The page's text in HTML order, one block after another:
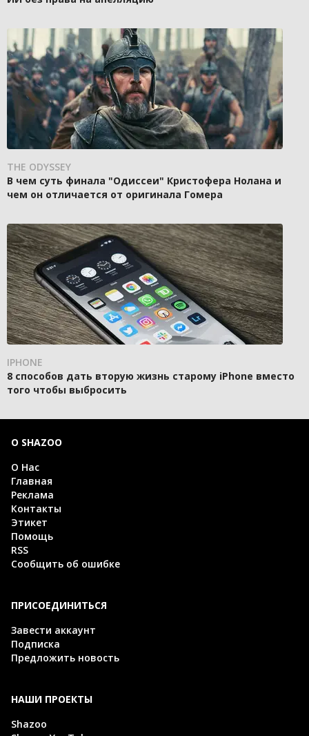
THE ODYSSEY
В чем суть финала "Одиссеи" Кристофера Нолана и
чем он отличается от оригинала Гомера
IPHONE
8 способов дать вторую жизнь старому iPhone вместо
того чтобы выбросить
О SHAZOO
О Нас
Главная
Реклама
Контакты
Этикет
Помощь
RSS
Сообщить об ошибке
ПРИСОЕДИНИТЬСЯ
Завести аккаунт
Подписка
Предложить новость
НАШИ ПРОЕКТЫ
Shazoo